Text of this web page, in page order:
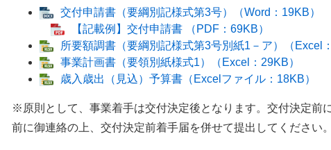
交付申請書（要綱別記様式第3号）（Word：19KB）
【記載例】交付申請書 （PDF：69KB）
所要額調書（要綱別記様式第3号別紙1－ア）（Excel
事業計画書（要領別紙様式1）（Excel：29KB）
歳入歳出（見込）予算書（Excelファイル：18KB）
※原則として、事業着手は交付決定後となります。交付決定前
前に御連絡の上、交付決定前着手届を併せて提出してください。